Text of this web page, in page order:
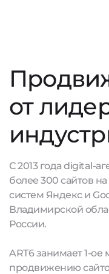
от
С 2013 года digital-
более 300 сайтов
систем Яндекс и
Владимирской
России.
ART6 занимает 1-
продвижению